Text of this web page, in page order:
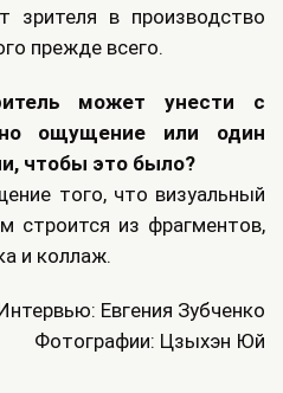
в производство
прежде всего.
может унести с
ощущение или один
чтобы это было?
того, что визуальный
строится из фрагментов,
и коллаж.
Евгения Зубченко
Фотографии: Цзыхэн Юй